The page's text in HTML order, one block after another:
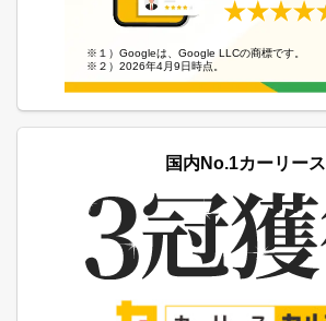
※１）Googleは、Google LLCの商標です。
※２）2026年4月9日時点。
国内No.1カーリース